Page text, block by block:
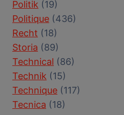
Politik (19)
Politique (436)
Recht (18)
Storia (89)
Technical (86)
Technik (15)
Technique (117)
Tecnica (18)